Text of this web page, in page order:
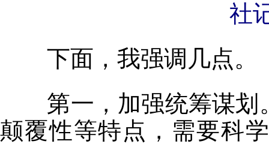
社
下面，我强调几点。
第一，加强统筹谋划
颠覆性等特点，需要科